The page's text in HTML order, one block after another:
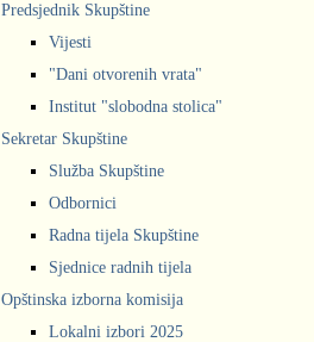
Predsjednik Skupštine
Vijesti
"Dani otvorenih vrata"
Institut "slobodna stolica"
Sekretar Skupštine
Služba Skupštine
Odbornici
Radna tijela Skupštine
Sjednice radnih tijela
Opštinska izborna komisija
Lokalni izbori 2025